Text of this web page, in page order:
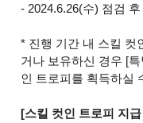
- 2024.6.26(수) 점검
* 진행 기간 내 스킬 컷
거나 보유하신 경우 [
인 트로피를 획득하실
[스킬 컷인 트로피 지